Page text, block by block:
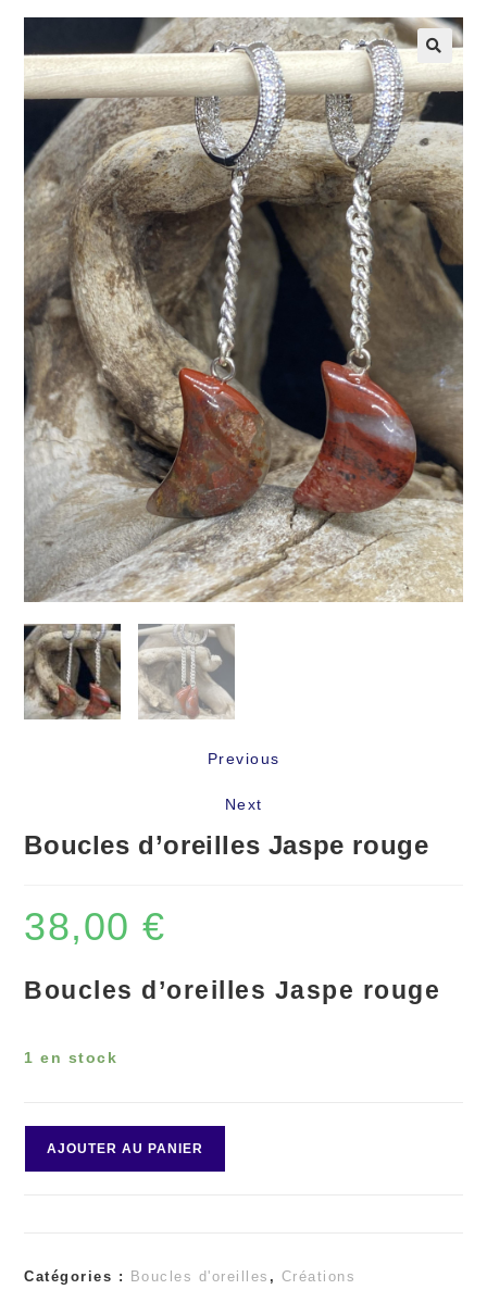
Previous
Next
Boucles d’oreilles Jaspe rouge
38,00€
Boucles d’oreilles Jaspe rouge
1 en stock
quantité
d'oreilles
AJOUTER AU PANIER
Catégories : Boucles d'oreilles , Créations